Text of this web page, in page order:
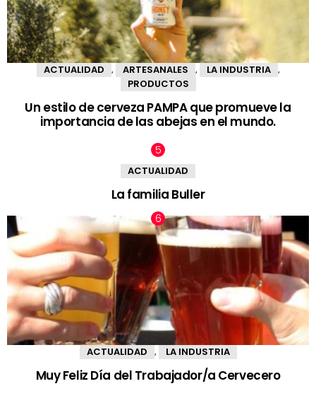
ACTUALIDAD , ARTESANALES , LA INDUSTRIA ,
PRODUCTOS
Un estilo de cerveza PAMPA que promueve la
importancia de las abejas en el mundo.
ACTUALIDAD
La familia Buller
ACTUALIDAD , LA INDUSTRIA
Muy Feliz Día del Trabajador/a Cervecero